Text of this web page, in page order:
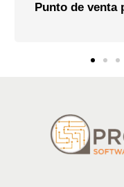
Punto de venta